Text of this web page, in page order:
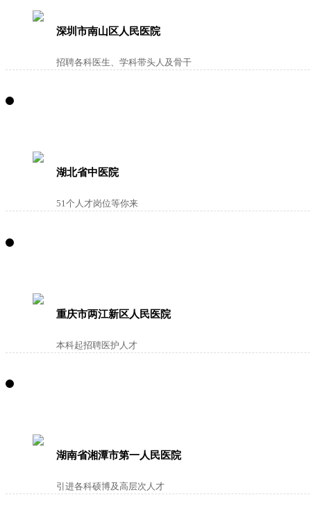
深圳市南山区人民医院
招聘各科医生、学科带头人及骨干
湖北省中医院
51个人才岗位等你来
重庆市两江新区人民医院
本科起招聘医护人才
湖南省湘潭市第一人民医院
引进各科硕博及高层次人才